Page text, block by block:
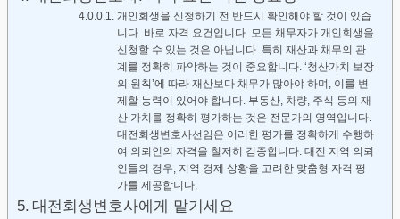
개인회생을 신청하기 전 반드시 확인해야 할 것이 있습
니다. 바로 자격 요건입니다. 모든 채무자가 개인회생을
신청할 수 있는 것은 아닙니다. 특히 재산과 채무의 관
계를 정확히 파악하는 것이 중요합니다. ‘청산가치 보장
의 원칙’에 따라 재산보다 채무가 많아야 하며, 이를 변
제할 능력이 있어야 합니다. 부동산, 차량, 주식 등의 재
산 가치를 정확히 평가하는 것은 전문가의 영역입니다.
대전회생변호사선임은 이러한 평가를 정확하게 수행하
여 의뢰인의 자격을 철저히 검증합니다. 대전 지역 의뢰
인들의 경우, 지역 경제 상황을 고려한 맞춤형 자격 평
가를 제공합니다.
대전회생변호사에게 맡기세요